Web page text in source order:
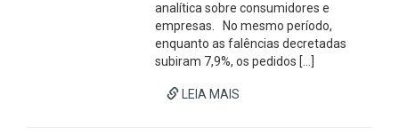
analítica sobre consumidores e
empresas. No mesmo período,
enquanto as falências decretadas
subiram 7,9%, os pedidos […]
LEIA MAIS